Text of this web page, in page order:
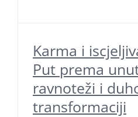
Karma i
Put prema
ravnoteži i
transformaciji